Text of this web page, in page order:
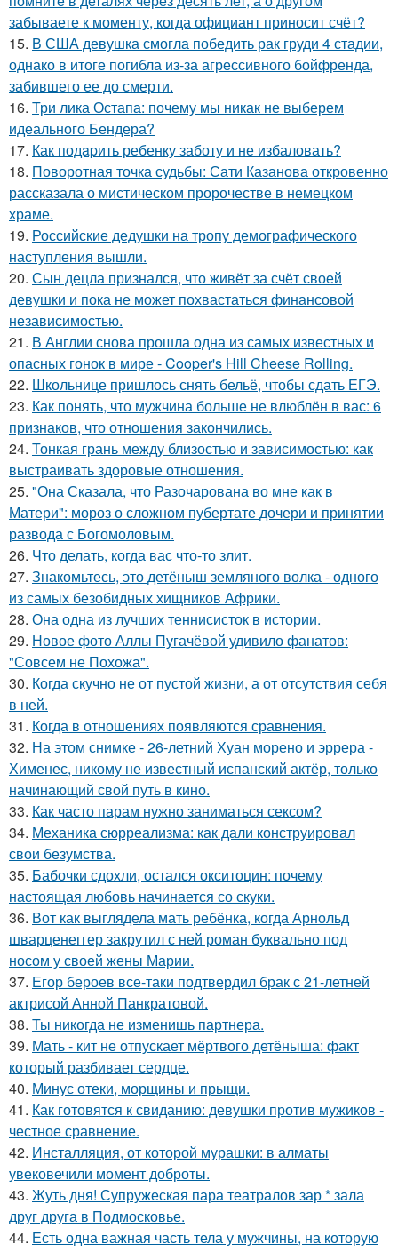
забываете к моменту, когда официант приносит счёт?
15. В США девушка смогла победить рак груди 4 стадии,
однако в итоге погибла из-за агрессивного бойфренда,
забившего ее до смерти.
16. Три лика Остапа: почему мы никак не выберем
идеального Бендера?
17. Как подapить ребенку заботу и не избаловать?
18. Поворотная точка судьбы: Сати Казанова откровенно
рассказала о мистическом пророчестве в немецком
храме.
19. Российские дедушки на тропу демографического
наступления вышли.
20. Сын децла признался, что живёт за счёт своей
девушки и пока не может похвастаться финансовой
независимостью.
21. В Англии снова прошла одна из самых известных и
опасных гонок в мире - Cooper's Hill Cheese Rolling.
22. Школьнице пришлось снять бельё, чтобы сдать ЕГЭ.
23. Как понять, что мужчина больше не влюблён в вас: 6
признаков, что отношения закончились.
24. Тонкая грань между близостью и зависимостью: как
выстраивать здоровые отношения.
25. "Она Сказала, что Разочарована во мне как в
Матери": мороз о сложном пубертате дочери и принятии
развода с Богомоловым.
26. Что делать, когда вас что-то злит.
27. Знакомьтесь, это детёныш земляного волка - одного
из самых безобидных хищников Африки.
28. Она одна из лучших теннисисток в истории.
29. Новое фото Аллы Пугачёвой удивило фанатов:
"Совсем не Похожа".
30. Когда скучно не от пустой жизни, а от отсутствия себя
в ней.
31. Когда в отношениях появляются сравнения.
32. На этом снимке - 26-летний Хуан морено и эррера -
Хименес, никому не известный испанский актёр, только
начинающий свой путь в кино.
33. Как часто парам нужно заниматься сексом?
34. Механика сюрреализма: как дали конструировал
свои безумства.
35. Бабочки сдохли, остался окситоцин: почему
настоящая любовь начинается со скуки.
36. Вот как выглядела мать ребёнка, когда Арнольд
шварценеггер закрутил с ней роман буквально под
носом у своей жены Марии.
37. Егор бероев все-таки подтвердил брак с 21-летней
актрисой Анной Панкратовой.
38. Ты никогда не изменишь партнера.
39. Мать - кит не отпускает мёртвого детёныша: факт
который разбивает сердце.
40. Минус отеки, морщины и прыщи.
41. Как готовятся к свиданию: девушки против мужиков -
честное сравнение.
42. Инсталляция, от которой мурашки: в алматы
увековечили момент доброты.
43. Жуть дня! Супружеская пара театралов зар * зала
друг друга в Подмосковье.
44. Есть одна важная часть тела у мужчины, на которую